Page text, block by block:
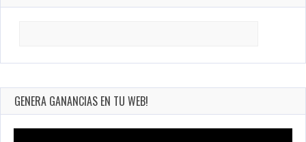
GENERA GANANCIAS EN TU WEB!